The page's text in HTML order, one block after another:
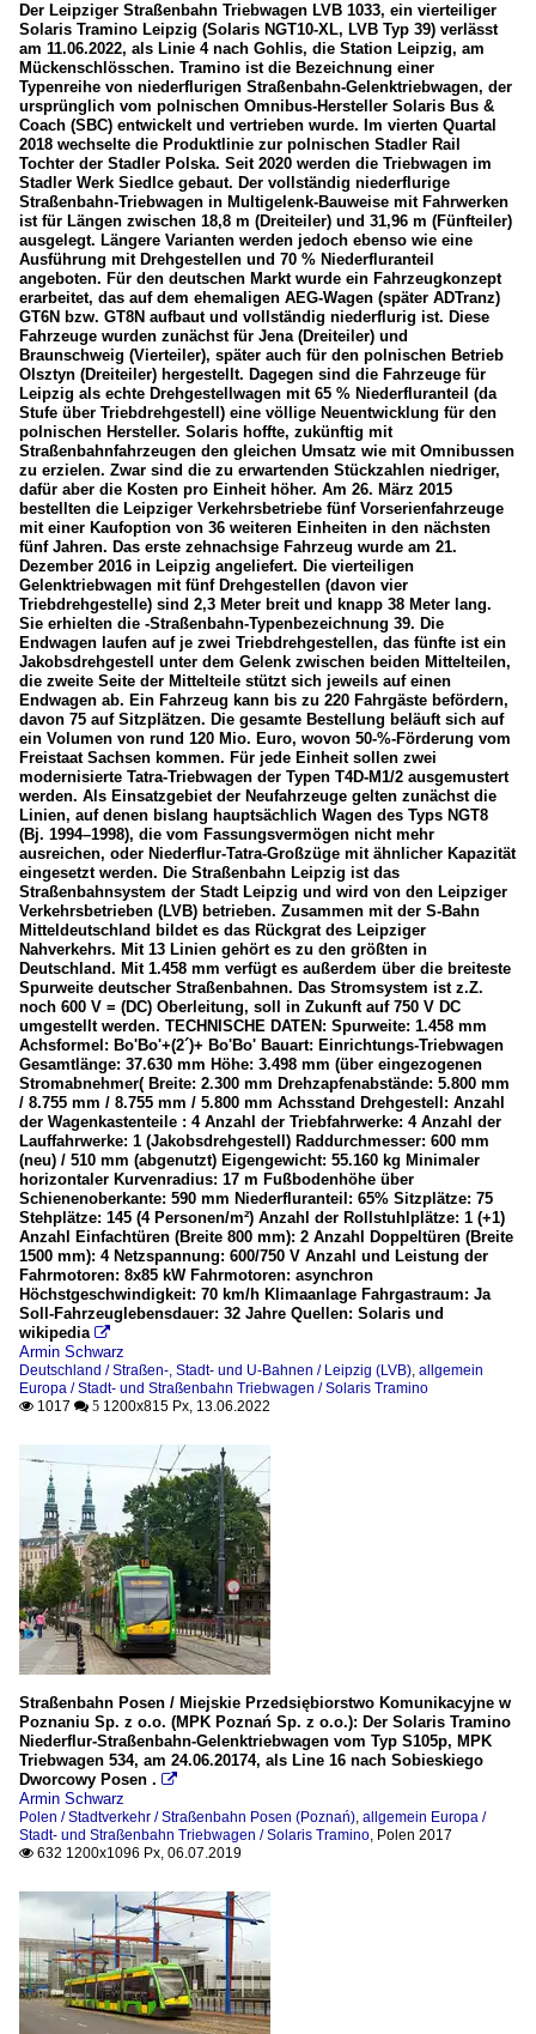
Der Leipziger Straßenbahn Triebwagen LVB 1033, ein vierteiliger
Solaris Tramino Leipzig (Solaris NGT10-XL, LVB Typ 39) verlässt
am 11.06.2022, als Linie 4 nach Gohlis, die Station Leipzig, am
Mückenschlösschen. Tramino ist die Bezeichnung einer
Typenreihe von niederflurigen Straßenbahn-Gelenktriebwagen, der
ursprünglich vom polnischen Omnibus-Hersteller Solaris Bus &
Coach (SBC) entwickelt und vertrieben wurde. Im vierten Quartal
2018 wechselte die Produktlinie zur polnischen Stadler Rail
Tochter der Stadler Polska. Seit 2020 werden die Triebwagen im
Stadler Werk Siedlce gebaut. Der vollständig niederflurige
Straßenbahn-Triebwagen in Multigelenk-Bauweise mit Fahrwerken
ist für Längen zwischen 18,8 m (Dreiteiler) und 31,96 m (Fünfteiler)
ausgelegt. Längere Varianten werden jedoch ebenso wie eine
Ausführung mit Drehgestellen und 70 % Niederfluranteil
angeboten. Für den deutschen Markt wurde ein Fahrzeugkonzept
erarbeitet, das auf dem ehemaligen AEG-Wagen (später ADTranz)
GT6N bzw. GT8N aufbaut und vollständig niederflurig ist. Diese
Fahrzeuge wurden zunächst für Jena (Dreiteiler) und
Braunschweig (Vierteiler), später auch für den polnischen Betrieb
Olsztyn (Dreiteiler) hergestellt. Dagegen sind die Fahrzeuge für
Leipzig als echte Drehgestellwagen mit 65 % Niederfluranteil (da
Stufe über Triebdrehgestell) eine völlige Neuentwicklung für den
polnischen Hersteller. Solaris hoffte, zukünftig mit
Straßenbahnfahrzeugen den gleichen Umsatz wie mit Omnibussen
zu erzielen. Zwar sind die zu erwartenden Stückzahlen niedriger,
dafür aber die Kosten pro Einheit höher. Am 26. März 2015
bestellten die Leipziger Verkehrsbetriebe fünf Vorserienfahrzeuge
mit einer Kaufoption von 36 weiteren Einheiten in den nächsten
fünf Jahren. Das erste zehnachsige Fahrzeug wurde am 21.
Dezember 2016 in Leipzig angeliefert. Die vierteiligen
Gelenktriebwagen mit fünf Drehgestellen (davon vier
Triebdrehgestelle) sind 2,3 Meter breit und knapp 38 Meter lang.
Sie erhielten die -Straßenbahn-Typenbezeichnung 39. Die
Endwagen laufen auf je zwei Triebdrehgestellen, das fünfte ist ein
Jakobsdrehgestell unter dem Gelenk zwischen beiden Mittelteilen,
die zweite Seite der Mittelteile stützt sich jeweils auf einen
Endwagen ab. Ein Fahrzeug kann bis zu 220 Fahrgäste befördern,
davon 75 auf Sitzplätzen. Die gesamte Bestellung beläuft sich auf
ein Volumen von rund 120 Mio. Euro, wovon 50-%-Förderung vom
Freistaat Sachsen kommen. Für jede Einheit sollen zwei
modernisierte Tatra-Triebwagen der Typen T4D-M1/2 ausgemustert
werden. Als Einsatzgebiet der Neufahrzeuge gelten zunächst die
Linien, auf denen bislang hauptsächlich Wagen des Typs NGT8
(Bj. 1994–1998), die vom Fassungsvermögen nicht mehr
ausreichen, oder Niederflur-Tatra-Großzüge mit ähnlicher Kapazität
eingesetzt werden. Die Straßenbahn Leipzig ist das
Straßenbahnsystem der Stadt Leipzig und wird von den Leipziger
Verkehrsbetrieben (LVB) betrieben. Zusammen mit der S-Bahn
Mitteldeutschland bildet es das Rückgrat des Leipziger
Nahverkehrs. Mit 13 Linien gehört es zu den größten in
Deutschland. Mit 1.458 mm verfügt es außerdem über die breiteste
Spurweite deutscher Straßenbahnen. Das Stromsystem ist z.Z.
noch 600 V = (DC) Oberleitung, soll in Zukunft auf 750 V DC
umgestellt werden. TECHNISCHE DATEN: Spurweite: 1.458 mm
Achsformel: Bo'Bo'+(2´)+ Bo'Bo' Bauart: Einrichtungs-Triebwagen
Gesamtlänge: 37.630 mm Höhe: 3.498 mm (über eingezogenen
Stromabnehmer( Breite: 2.300 mm Drehzapfenabstände: 5.800 mm
/ 8.755 mm / 8.755 mm / 5.800 mm Achsstand Drehgestell: Anzahl
der Wagenkastenteile : 4 Anzahl der Triebfahrwerke: 4 Anzahl der
Lauffahrwerke: 1 (Jakobsdrehgestell) Raddurchmesser: 600 mm
(neu) / 510 mm (abgenutzt) Eigengewicht: 55.160 kg Minimaler
horizontaler Kurvenradius: 17 m Fußbodenhöhe über
Schienenoberkante: 590 mm Niederfluranteil: 65% Sitzplätze: 75
Stehplätze: 145 (4 Personen/m²) Anzahl der Rollstuhlplätze: 1 (+1)
Anzahl Einfachtüren (Breite 800 mm): 2 Anzahl Doppeltüren (Breite
1500 mm): 4 Netzspannung: 600/750 V Anzahl und Leistung der
Fahrmotoren: 8x85 kW Fahrmotoren: asynchron
Höchstgeschwindigkeit: 70 km/h Klimaanlage Fahrgastraum: Ja
Soll-Fahrzeuglebensdauer: 32 Jahre Quellen: Solaris und
wikipedia 
Armin Schwarz
Deutschland / Straßen-, Stadt- und U-Bahnen / Leipzig (LVB), allgemein
Europa / Stadt- und Straßenbahn Triebwagen / Solaris Tramino
 1017  5 1200x815 Px, 13.06.2022
Straßenbahn Posen / Miejskie Przedsiębiorstwo Komunikacyjne w
Poznaniu Sp. z o.o. (MPK Poznań Sp. z o.o.): Der Solaris Tramino
Niederflur-Straßenbahn-Gelenktriebwagen vom Typ S105p, MPK
Triebwagen 534, am 24.06.20174, als Line 16 nach Sobieskiego
Dworcowy Posen . 
Armin Schwarz
Polen / Stadtverkehr / Straßenbahn Posen (Poznań), allgemein Europa /
Stadt- und Straßenbahn Triebwagen / Solaris Tramino, Polen 2017
 632 1200x1096 Px, 06.07.2019